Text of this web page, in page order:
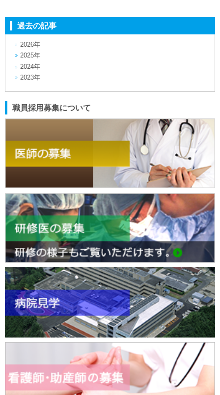
過去の記事
2026年
2025年
2024年
2023年
職員採用募集について